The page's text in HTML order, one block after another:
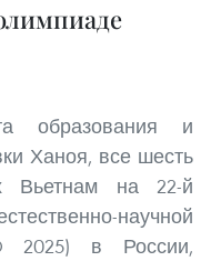
образования и
Ханоя, все шесть
Вьетнам на 22-й
научной
2025) в России,